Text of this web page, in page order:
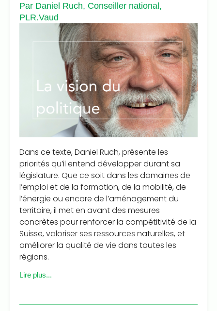
Par Daniel Ruch, Conseiller national,
PLR.Vaud
Dans ce texte, Daniel Ruch, présente les
priorités qu’il entend développer durant sa
législature. Que ce soit dans les domaines de
l’emploi et de la formation, de la mobilité, de
l’énergie ou encore de l’aménagement du
territoire, il met en avant des mesures
concrètes pour renforcer la compétitivité de la
Suisse, valoriser ses ressources naturelles, et
améliorer la qualité de vie dans toutes les
régions.
Lire plus...